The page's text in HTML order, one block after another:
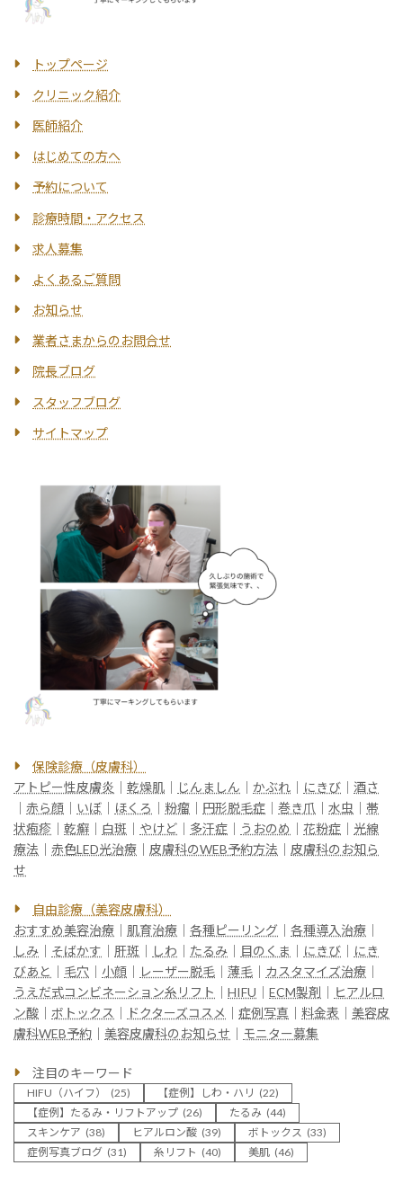
トップページ
クリニック紹介
医師紹介
はじめての方へ
予約について
診療時間・アクセス
求人募集
よくあるご質問
お知らせ
業者さまからのお問合せ
院長ブログ
スタッフブログ
サイトマップ
保険診療（皮膚科）
アトピー性皮膚炎
乾燥肌 じんましん かぶれ にきび
酒さ
赤ら顔 いぼ ほくろ 粉瘤 円形脱毛症 巻き爪 水虫
帯
状疱疹
乾癬 白斑 やけど 多汗症 うおのめ 花粉症
光線
療法
赤色LED光治療 皮膚科のWEB予約方法
皮膚科のお知ら
せ
自由診療（美容皮膚科）
おすすめ美容治療
肌育治療 各種ピーリング 各種導入治療
しみ
そばかす 肝斑 しわ たるみ 目のくま にきび
にき
びあと
毛穴 小顔 レーザー脱毛 薄毛 カスタマイズ治療
うえだ式コンビネーション糸リフト
HIFU ECM製剤
ヒアルロ
ン酸
ボトックス ドクターズコスメ 症例写真 料金表
美容皮
膚科WEB予約
美容皮膚科のお知らせ モニター募集
注目のキーワード
HIFU（ハイフ） (25) 【症例】しわ・ハリ (22)
【症例】たるみ・リフトアップ (26) たるみ (44)
スキンケア (38) ヒアルロン酸 (39) ボトックス (33)
症例写真ブログ (31) 糸リフト (40) 美肌 (46)